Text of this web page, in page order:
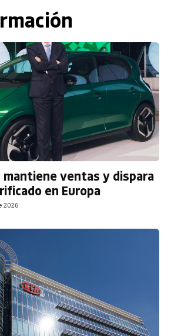
mantiene ventas y dispara
en Europa
2026